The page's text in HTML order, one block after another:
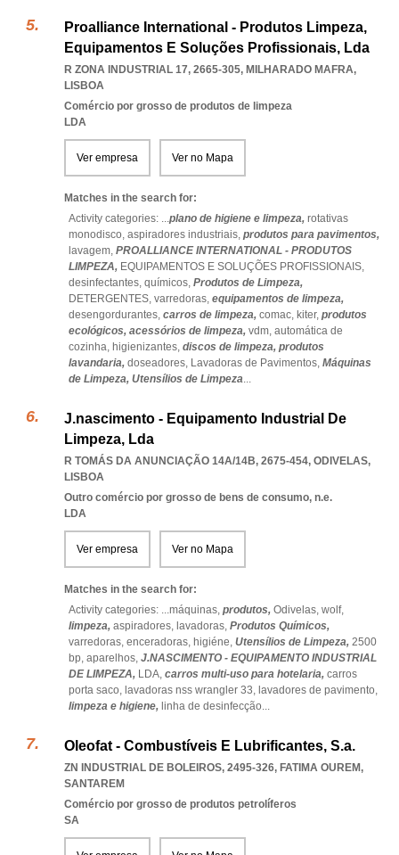
Proalliance International - Produtos Limpeza,
Equipamentos E Soluções Profissionais, Lda
R ZONA INDUSTRIAL 17, 2665-305, MILHARADO MAFRA,
LISBOA
Comércio por grosso de produtos de limpeza
LDA
Ver empresa Ver no Mapa
Matches in the search for:
Activity categories: ...plano de higiene e limpeza, rotativas
monodisco, aspiradores industriais, produtos para pavimentos,
lavagem, PROALLIANCE INTERNATIONAL - PRODUTOS
LIMPEZA, EQUIPAMENTOS E SOLUÇÕES PROFISSIONAIS,
desinfectantes, químicos, Produtos de Limpeza,
DETERGENTES, varredoras, equipamentos de limpeza,
desengordurantes, carros de limpeza, comac, kiter, produtos
ecológicos, acessórios de limpeza, vdm, automática de
cozinha, higienizantes, discos de limpeza, produtos
lavandaria, doseadores, Lavadoras de Pavimentos, Máquinas
de Limpeza, Utensílios de Limpeza...
J.nascimento - Equipamento Industrial De
Limpeza, Lda
R TOMÁS DA ANUNCIAÇÃO 14A/14B, 2675-454, ODIVELAS,
LISBOA
Outro comércio por grosso de bens de consumo, n.e.
LDA
Ver empresa Ver no Mapa
Matches in the search for:
Activity categories: ...máquinas, produtos, Odivelas, wolf,
limpeza, aspiradores, lavadoras, Produtos Químicos,
varredoras, enceradoras, higiéne, Utensílios de Limpeza, 2500
bp, aparelhos, J.NASCIMENTO - EQUIPAMENTO INDUSTRIAL
DE LIMPEZA, LDA, carros multi-uso para hotelaria, carros
porta saco, lavadoras nss wrangler 33, lavadores de pavimento,
limpeza e higiene, linha de desinfecção...
Oleofat - Combustíveis E Lubrificantes, S.a.
ZN INDUSTRIAL DE BOLEIROS, 2495-326, FATIMA OUREM,
SANTAREM
Comércio por grosso de produtos petrolíferos
SA